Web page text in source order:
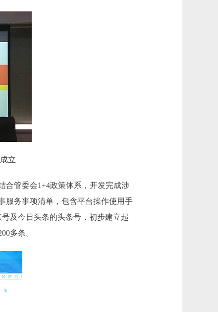
立
管委会1+4政策体系，开发完成涉
服务事项清单，包含平台操作使用手
及今日头条的头条号，初步建立起
多条。